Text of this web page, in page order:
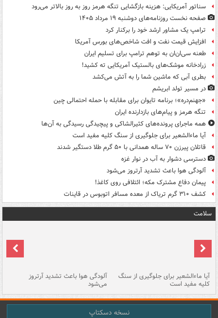
سناتور آمریکایی: هزینه بازگشایی تنگه هرمز روز به روز بالاتر می‌رود
صفحه نخست روزنامه‌های دوشنبه ۱۹ مرداد ۱۴۰۵
ترامپ یک مشاور ارشد خود را برکنار کرد
افزایش قیمت نفت و افت شاخص‌های بورس آمریکا
طعنه سی‌ان‌ان به توهم ترامپ برای تسلیم ایران
زرادخانه موشک‌های بالستیک آمریکایی ته کشید!
بطری آبی که ماشین شما را به آتش می‌کشد
در مسیر تولد ابریشم
«جهنم‌دره»؛ برنامه تایوان برای مقابله با حمله احتمالی چین
تنگه هرمز و پیام‌های بازدارنده ایران
همه ماجرای پرونده‌های کثیرالشاکی و پیچیدگی رسیدگی به آن‌ها
آیا ماءالشعیر برای جلوگیری از سنگ کلیه مفید است
قاتلان پیرزن ۷۰ ساله همدانی با ۵۰ گرم طلا دستگیر شدند
دسترسی دشوار به آب در نوار غزه
آلودگی هوا باعث تشدید آرتروز می‌شود
پیمان دفاع مشترک مکه؛ ائتلافی روی کاغذ!
کشف ۳۱۰ گرم تریاک از معده مسافر اتوبوس در قاینات
سلامت
آیا ماءالشعیر برای جلوگیری از سنگ
کلیه مفید است
آلودگی هوا باعث تشدید آرتروز
می‌شود
نسخه دسکتاپ